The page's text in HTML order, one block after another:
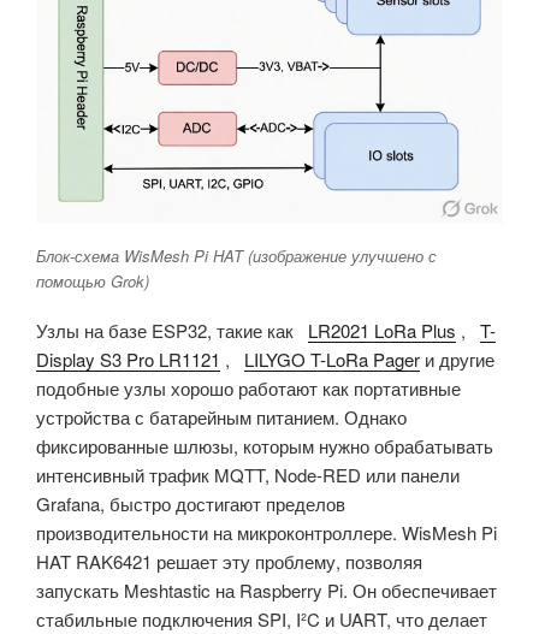
Блок-схема WisMesh Pi HAT (изображение улучшено с
помощью Grok)
Узлы на базе ESP32, такие как LR2021 LoRa Plus , T-
Display S3 Pro LR1121 , LILYGO T-LoRa Pager и другие
подобные узлы хорошо работают как портативные
устройства с батарейным питанием. Однако
фиксированные шлюзы, которым нужно обрабатывать
интенсивный трафик MQTT, Node-RED или панели
Grafana, быстро достигают пределов
производительности на микроконтроллере. WisMesh Pi
HAT RAK6421 решает эту проблему, позволяя
запускать Meshtastic на Raspberry Pi. Он обеспечивает
стабильные подключения SPI, I²C и UART, что делает